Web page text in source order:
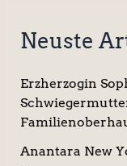
Neuste
Erzherzogin
Anantara New